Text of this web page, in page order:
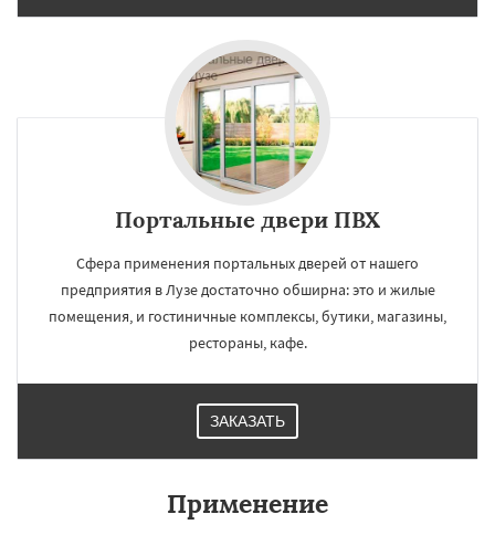
Портальные двери ПВХ
Сфера применения портальных дверей от нашего
предприятия в Лузе достаточно обширна: это и жилые
помещения, и гостиничные комплексы, бутики, магазины,
рестораны, кафе.
ЗАКАЗАТЬ
Применение